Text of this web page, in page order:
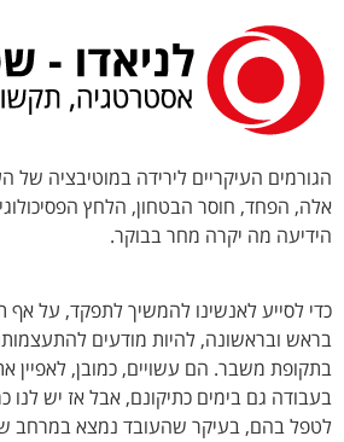
הגורמים העיקריים לירידה במוטיבציה של
אלה, הפחד, חוסר הבטחון, הלחץ
הידיעה מה יקרה מחר בבוקר.
כדי לסייע לאנשינו להמשיך לתפקד, על אף
בראש ובראשונה, להיות מודעים
בתקופת משבר. הם עשויים, כמובן, לאפיין
בעבודה גם בימים כתיקונם, אבל אז יש לנו
לטפל בהם, בעיקר שהעובד נמצא במרחב